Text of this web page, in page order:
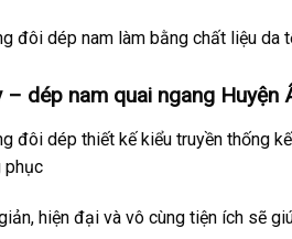
đôi dép nam làm bằng chất liệu da
– dép nam quai ngang
đôi dép thiết kế kiểu truyền thống
phục
hiện đại và vô cùng tiện ích sẽ